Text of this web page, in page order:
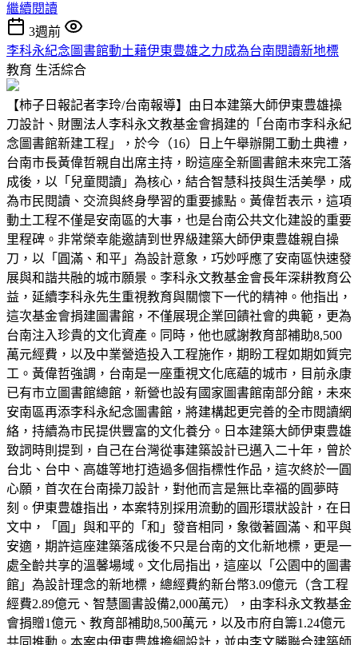
繼續閱讀
3週前
李科永紀念圖書館動土藉伊東豊雄之力成為台南閱讀新地標
教育 生活綜合
【柿子日報記者李玲/台南報導】由日本建築大師伊東豊雄操
刀設計、財團法人李科永文教基金會捐建的「台南市李科永紀
念圖書館新建工程」，於今（16）日上午舉辦開工動土典禮，
台南市長黃偉哲親自出席主持，盼這座全新圖書館未來完工落
成後，以「兒童閱讀」為核心，結合智慧科技與生活美學，成
為市民閱讀、交流與終身學習的重要據點。黃偉哲表示，這項
動土工程不僅是安南區的大事，也是台南公共文化建設的重要
里程碑。非常榮幸能邀請到世界級建築大師伊東豊雄親自操
刀，以「圓滿、和平」為設計意象，巧妙呼應了安南區快速發
展與和諧共融的城市願景。李科永文教基金會長年深耕教育公
益，延續李科永先生重視教育與關懷下一代的精神。他指出，
這次基金會捐建圖書館，不僅展現企業回饋社會的典範，更為
台南注入珍貴的文化資產。同時，他也感謝教育部補助8,500
萬元經費，以及中業營造投入工程施作，期盼工程如期如質完
工。黃偉哲強調，台南是一座重視文化底蘊的城市，目前永康
已有市立圖書館總館，新營也設有國家圖書館南部分館，未來
安南區再添李科永紀念圖書館，將建構起更完善的全市閱讀網
絡，持續為市民提供豐富的文化養分。日本建築大師伊東豊雄
致詞時則提到，自己在台灣從事建築設計已邁入二十年，曾於
台北、台中、高雄等地打造過多個指標性作品，這次終於一圓
心願，首次在台南操刀設計，對他而言是無比幸福的圓夢時
刻。伊東豊雄指出，本案特別採用流動的圓形環狀設計，在日
文中，「圓」與和平的「和」發音相同，象徵著圓滿、和平與
安適，期許這座建築落成後不只是台南的文化新地標，更是一
處全齡共享的溫馨場域。文化局指出，這座以「公園中的圖書
館」為設計理念的新地標，總經費約新台幣3.09億元（含工程
經費2.89億元、智慧圖書設備2,000萬元），由李科永文教基金
會捐贈1億元、教育部補助8,500萬元，以及市府自籌1.24億元
共同推動。本案由伊東豊雄擔綱設計，並由李文勝聯合建築師